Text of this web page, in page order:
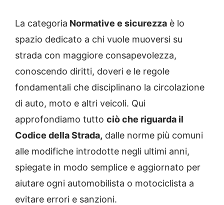
La categoria Normative e sicurezza è lo
spazio dedicato a chi vuole muoversi su
strada con maggiore consapevolezza,
conoscendo diritti, doveri e le regole
fondamentali che disciplinano la circolazione
di auto, moto e altri veicoli. Qui
approfondiamo tutto ciò che riguarda il
Codice della Strada, dalle norme più comuni
alle modifiche introdotte negli ultimi anni,
spiegate in modo semplice e aggiornato per
aiutare ogni automobilista o motociclista a
evitare errori e sanzioni.